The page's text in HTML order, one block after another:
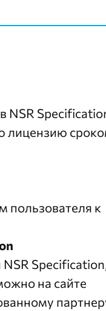
NSR
лицензию
пользователя к
на сайте